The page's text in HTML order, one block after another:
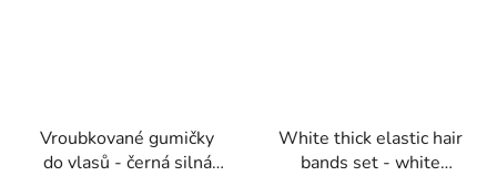
Vroubkované gumičky
do vlasů - černá silná
White thick elastic hair
bands set - white